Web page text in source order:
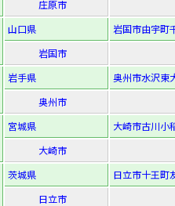
庄原市
山口県
岩国市由宇町
岩国市
岩手県
奥州市水沢東
奥州市
宮城県
大崎市古川小
大崎市
茨城県
日立市十王町
日立市